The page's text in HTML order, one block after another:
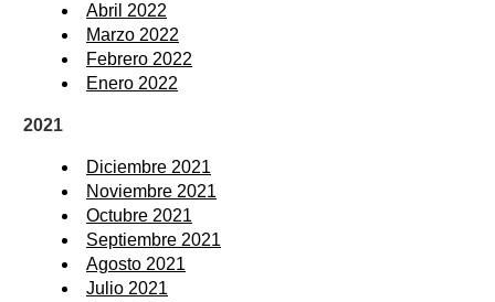
Abril 2022
Marzo 2022
Febrero 2022
Enero 2022
2021
Diciembre 2021
Noviembre 2021
Octubre 2021
Septiembre 2021
Agosto 2021
Julio 2021